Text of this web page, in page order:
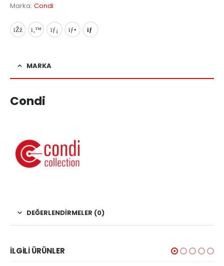
Marka: Condi
MARKA
Condi
DEĞERLENDIRMELER (0)
İLGILI ÜRÜNLER